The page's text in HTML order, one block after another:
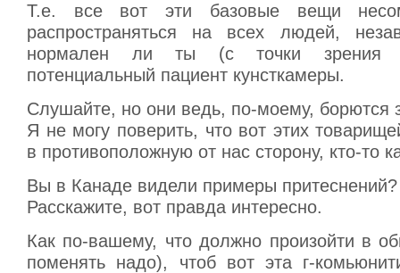
Т.е. все вот эти базовые вещи
распространяться на всех людей,
нормален ли ты (с точки зрения
потенциальный пациент кунсткамеры.
Слушайте, но они ведь, по-моему, борются
Я не могу поверить, что вот этих
в противоположную от нас сторону, кто-то
Вы в Канаде видели примеры притеснений?
Расскажите, вот правда интересно.
Как по-вашему, что должно произойти в
поменять надо), чтоб вот эта г-